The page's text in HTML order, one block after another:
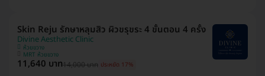
Skin Reju รักษาหลุมสิว ผิวขรุขระ 4 ขั้นตอน 4 ครั้ง
Divine Aesthetic Clinic
ห้วยขวาง
MRT ห้วยขวาง
11,640 บาท14,000 บาท ประหยัด 17%